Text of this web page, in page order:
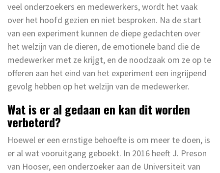
veel onderzoekers en medewerkers, wordt het vaak
over het hoofd gezien en niet besproken. Na de start
van een experiment kunnen de diepe gedachten over
het welzijn van de dieren, de emotionele band die de
medewerker met ze krijgt, en de noodzaak om ze op te
offeren aan het eind van het experiment een ingrijpend
gevolg hebben op het welzijn van de medewerker.
Wat is er al gedaan en kan dit worden
verbeterd?
Hoewel er een ernstige behoefte is om meer te doen, is
er al wat vooruitgang geboekt. In 2016 heeft J. Preson
van Hooser, een onderzoeker aan de Universiteit van